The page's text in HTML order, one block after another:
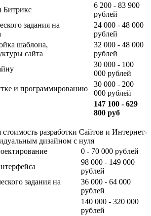
Битрикс
6 200 - 83 900
рублей
задания на
24 000 - 48 000
рублей
шаблона,
сайта
32 000 - 48 000
рублей
30 000 - 100
000 рублей
и программированию
30 000 - 200
000 рублей
147 100 - 629
800 руб
разработки Сайтов и Интернет-
дизайном с нуля
0 - 70 000 рублей
98 000 - 149 000
рублей
задания на
36 000 - 64 000
рублей
140 000 - 320 000
рублей